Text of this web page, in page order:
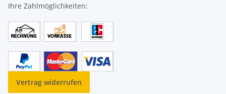
Ihre Zahlmöglichkeiten:
Vertrag widerrufen